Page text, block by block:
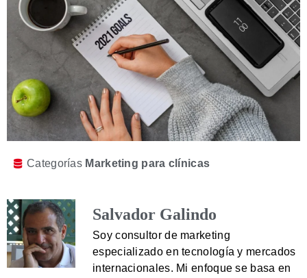
Categorías Marketing para clínicas
Salvador Galindo
Soy consultor de marketing
especializado en tecnología y mercados
internacionales. Mi enfoque se basa en